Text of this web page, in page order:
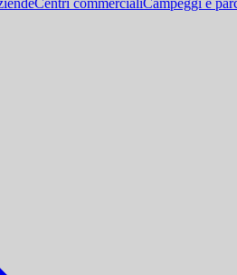
Centri commercialiCampeggi e